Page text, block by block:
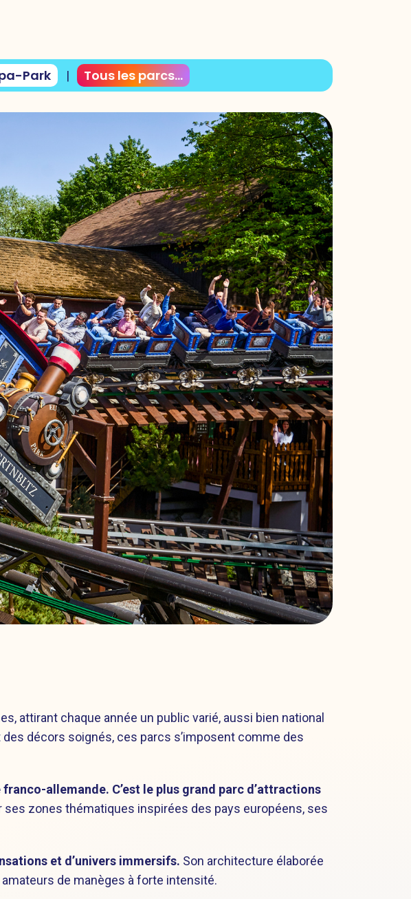
Park | Tous les parcs...
attirant chaque année un public varié, aussi bien national
décors soignés, ces parcs s’imposent comme des
allemande. C’est le plus grand parc d’attractions
zones thématiques inspirées des pays européens, ses
et d’univers immersifs. Son architecture élaborée
de manèges à forte intensité.